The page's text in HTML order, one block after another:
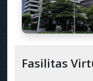
Fasilitas